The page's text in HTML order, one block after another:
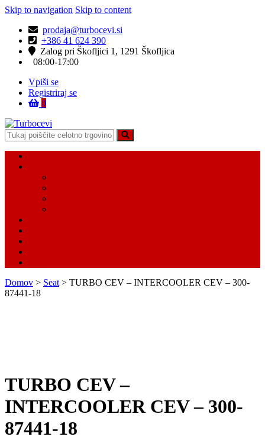
Skip to navigation Skip to content
prodaja@turbocevi.si
+386 41 624 390
Zalog pri Škofljici 1, 1291 Škofljica
08:00-17:00
Vpiši se
Registriraj se
0
Turbocevi
Turbo ideal – turbo cevi
Domov > Seat > TURBO CEV – INTERCOOLER CEV – 300-
87441-18
TURBO CEV –
INTERCOOLER CEV – 300-
87441-18